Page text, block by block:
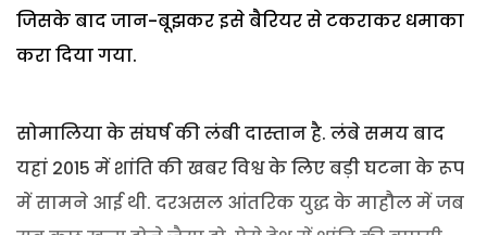
जिसके बाद जान-बूझकर इसे बैरियर से टकराकर धमाका
करा दिया गया.
सोमालिया के संघर्ष की लंबी दास्तान है. लंबे समय बाद
यहां 2015 में शांति की खबर विश्व के लिए बड़ी घटना के रूप
में सामने आई थी. दरअसल आंतरिक युद्ध के माहौल में जब